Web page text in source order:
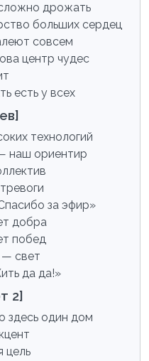
дрожать
больших сердец
совсем
центр чудес
есть у всех
технологий
наш ориентир
за эфир»
добра
побед
свет
да да!»
2]
здесь один дом
цель